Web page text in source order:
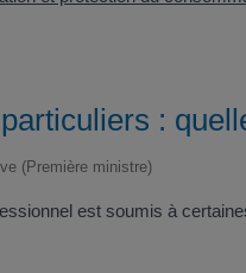
:
(Première ministre)
est soumis à